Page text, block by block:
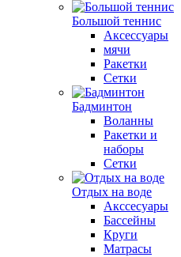
Большой теннис
Аксессуары
мячи
Ракетки
Сетки
Бадминтон
Воланны
Ракетки и
наборы
Сетки
Отдых на воде
Акссесуары
Бассейны
Круги
Матрасы